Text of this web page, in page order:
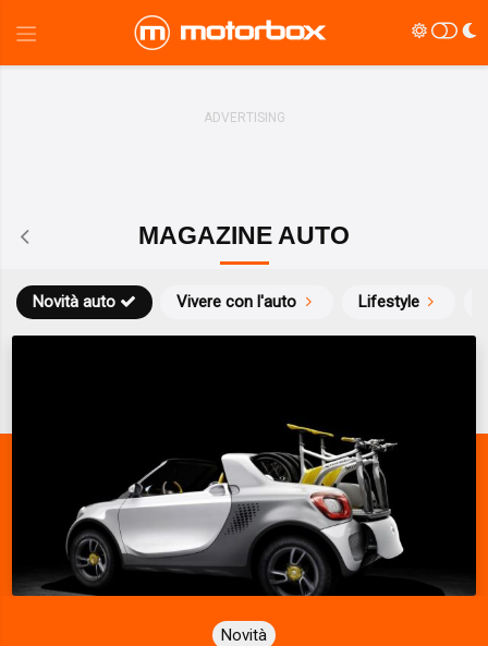
MAGAZINE AUTO
Novità auto Vivere con l'auto Lifestyle
Novità